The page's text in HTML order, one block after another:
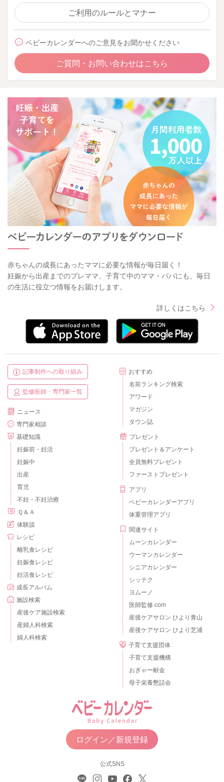
ご利用のルールとマナー
ベビーカレンダーへのご意見をお聞かせください
ご質問・お問い合わせはこちら
赤ちゃんの成長にあったママに必要な情報が毎日届く！
妊娠から出産までのプレママ、子育て中のママ・パパにも、毎日
の生活に役立つ情報をお届けします。
詳しくはこちら
記事制作への取り組み
監修医師・専門家一覧
ニュース
専門家相談
基礎知識
妊娠前・妊活
妊娠中
出産
育児
不妊・不妊治療
Ｑ＆Ａ
体験談
レシピ
離乳食レシピ
妊娠食レシピ
妊活食レシピ
成長アルバム
施設検索
産後ケア施設検索
産婦人科検索
婦人科検索
おすすめ
名前ランキング検索
アワード
マガジン
タウン誌
プレゼント
プレゼント＆アンケート
全員無料プレゼント
ファーストプレゼント
アプリ
ベビーカレンダーアプリ
体重管理アプリ
関連サイト
ムーンカレンダー
ウーマンカレンダー
シニアカレンダー
シッテク
ヨムーノ
医師監修.com
産後ケアサロン ひより青山
産後ケアサロン ひより芝浦
子育て支援団体
子育て支援機構
おぎゃー献金
母子栄養懇話会
ログイン／新規登録
公式SNS